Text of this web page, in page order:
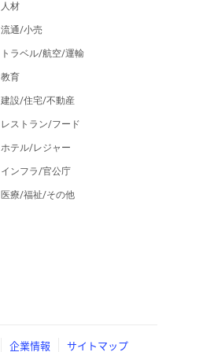
人材
流通/小売
トラベル/航空/運輸
教育
建設/住宅/不動産
レストラン/フード
ホテル/レジャー
インフラ/官公庁
医療/福祉/その他
企業情報 サイトマップ